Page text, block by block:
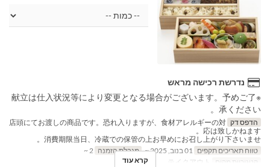
נדרשת רכישה מראש
※献立は仕入状況等により変更となる場合がございます。予めご了
承ください。
הדפס דק 店頭にてお渡しの商品です。恐れ入りますが、食材アレルギーの対
応は致しかねます。
消費期限当日、冷蔵での保管の上お早めにお召し上がり下さいませ。
טווח תאריכים תקפים
מגבלת הזמנה
קטגוריית מקום
קרא עוד